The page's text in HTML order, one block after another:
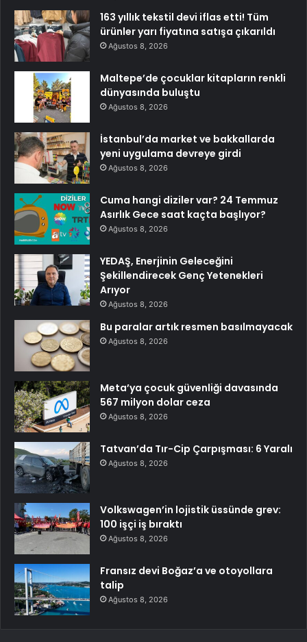
163 yıllık tekstil devi iflas etti! Tüm
ürünler yarı fiyatına satışa çıkarıldı
Ağustos 8, 2026
Maltepe’de çocuklar kitapların renkli
dünyasında buluştu
Ağustos 8, 2026
İstanbul’da market ve bakkallarda
yeni uygulama devreye girdi
Ağustos 8, 2026
Cuma hangi diziler var? 24 Temmuz
Asırlık Gece saat kaçta başlıyor?
Ağustos 8, 2026
YEDAŞ, Enerjinin Geleceğini
Şekillendirecek Genç Yetenekleri
Arıyor
Ağustos 8, 2026
Bu paralar artık resmen basılmayacak
Ağustos 8, 2026
Meta’ya çocuk güvenliği davasında
567 milyon dolar ceza
Ağustos 8, 2026
Tatvan’da Tır-Cip Çarpışması: 6 Yaralı
Ağustos 8, 2026
Volkswagen’in lojistik üssünde grev:
100 işçi iş bıraktı
Ağustos 8, 2026
Fransız devi Boğaz’a ve otoyollara
talip
Ağustos 8, 2026